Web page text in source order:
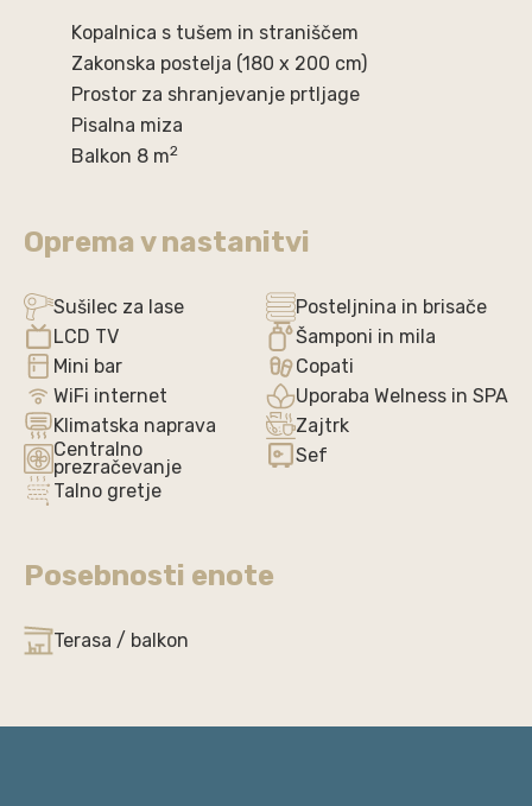
Kopalnica s tušem in straniščem
Zakonska postelja (180 x 200 cm)
Prostor za shranjevanje prtljage
Pisalna miza
Balkon 8 m2
Oprema v nastanitvi
Sušilec za lase
LCD TV
Mini bar
WiFi internet
Klimatska naprava
Centralno
prezračevanje
Talno gretje
Posteljnina in brisače
Šamponi in mila
Copati
Uporaba Welness in SPA
Zajtrk
Sef
Posebnosti enote
Terasa / balkon